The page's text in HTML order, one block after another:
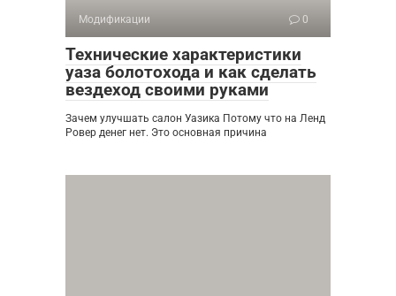
Модификации 0
Технические характеристики
уаза болотохода и как сделать
вездеход своими руками
Зачем улучшать салон Уазика Потому что на Ленд
Ровер денег нет. Это основная причина